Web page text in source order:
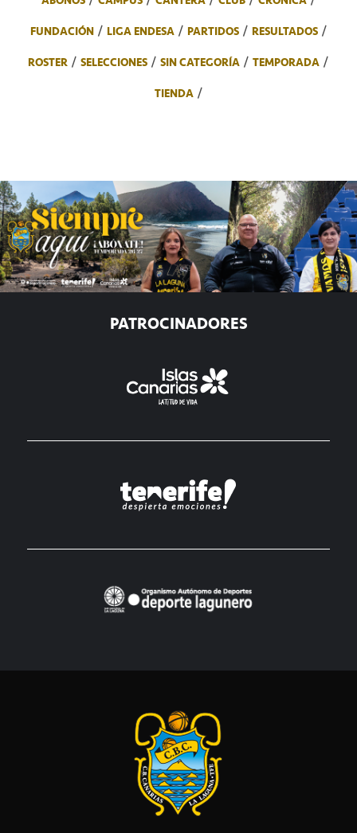
FUNDACIÓN
LIGA ENDESA PARTIDOS
RESULTADOS
ROSTER
SELECCIONES SIN CATEGORÍA
TEMPORADA
TIENDA
PATROCINADORES